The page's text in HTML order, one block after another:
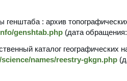
: архив
genshtab.php (дата
каталог географических
names/reestry-gkgn.php